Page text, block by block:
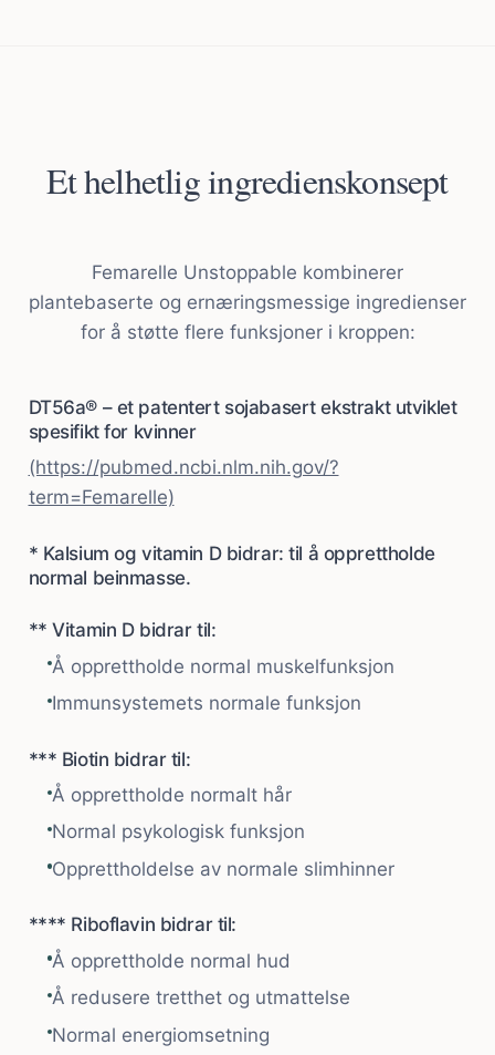
Et helhetlig ingredienskonsept
Femarelle Unstoppable kombinerer
plantebaserte og ernæringsmessige ingredienser
for å støtte flere funksjoner i kroppen:
DT56a® – et patentert sojabasert ekstrakt utviklet
spesifikt for kvinner
(https://pubmed.ncbi.nlm.nih.gov/?
term=Femarelle)
* Kalsium og vitamin D bidrar: til å opprettholde
normal beinmasse.
** Vitamin D bidrar til:
Å opprettholde normal muskelfunksjon
Immunsystemets normale funksjon
*** Biotin bidrar til:
Å opprettholde normalt hår
Normal psykologisk funksjon
Opprettholdelse av normale slimhinner
**** Riboflavin bidrar til:
Å opprettholde normal hud
Å redusere tretthet og utmattelse
Normal energiomsetning